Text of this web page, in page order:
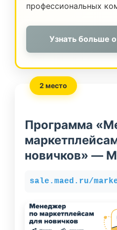
профессиональных
Узнать больше
2 место
Программа
новичков» —
sale.maed.ru/